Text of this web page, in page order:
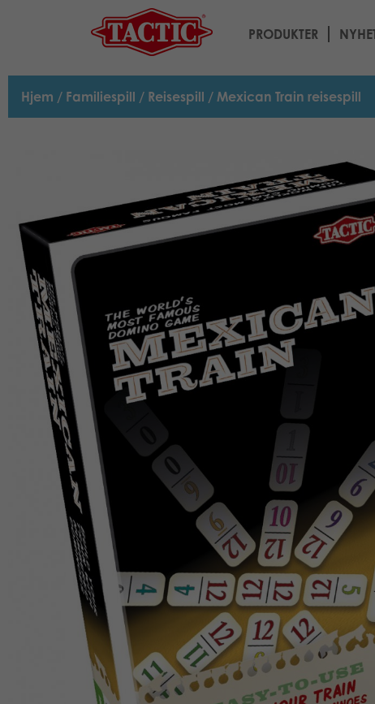
PRODUKTER
Hjem / Familiespill / Reisespill / Mexican Train reisespill